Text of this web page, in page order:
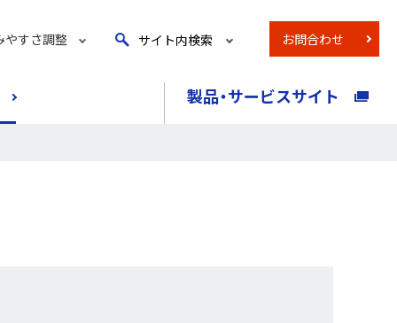
製品・サービスサイト
やすさ調整
サイト内検索
お問合わせ